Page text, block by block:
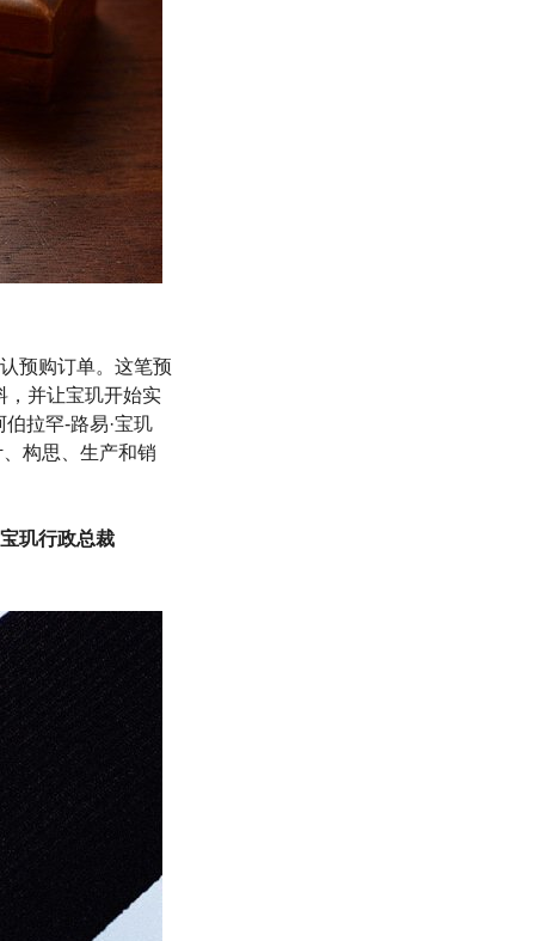
预购订单。这笔预
，并让宝玑开始实
拉罕-路易·宝玑
构思、生产和销
玑行政总裁